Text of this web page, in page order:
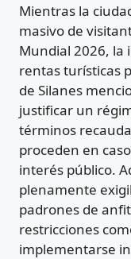
Mientras la
masivo de
Mundial 2026, la
rentas turísticas
de Silanes
justificar un
términos
proceden en
interés público.
plenamente
padrones de
restricciones
implementarse